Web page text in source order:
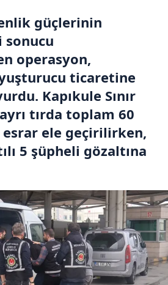
güçlerinin
operasyon,
ticaretine
Kapıkule Sınır
ayrı tırda toplam 60
ele geçirilirken,
5 şüpheli gözaltına